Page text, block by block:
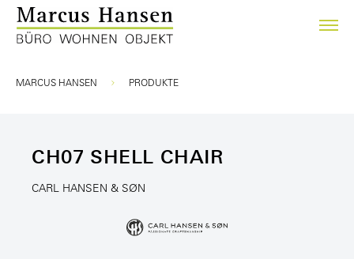
Sie sind hier:
MARCUS HANSEN PRODUKTE
CH07 SHELL CHAIR
CARL HANSEN & SØN